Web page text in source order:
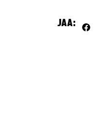
JAA: